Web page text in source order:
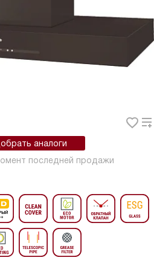
аналоги
последней продажи